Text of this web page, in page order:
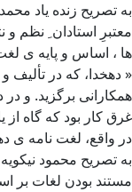
معتبرِ استادان ِ نظم
ها ، اساس و پایه ی
« دهخدا، که در
همکارانی برگزید. و
غرق کار بود که گاه
در واقع، لغت نامه ی
به تصریح محمود
مستند بودن لغات بر